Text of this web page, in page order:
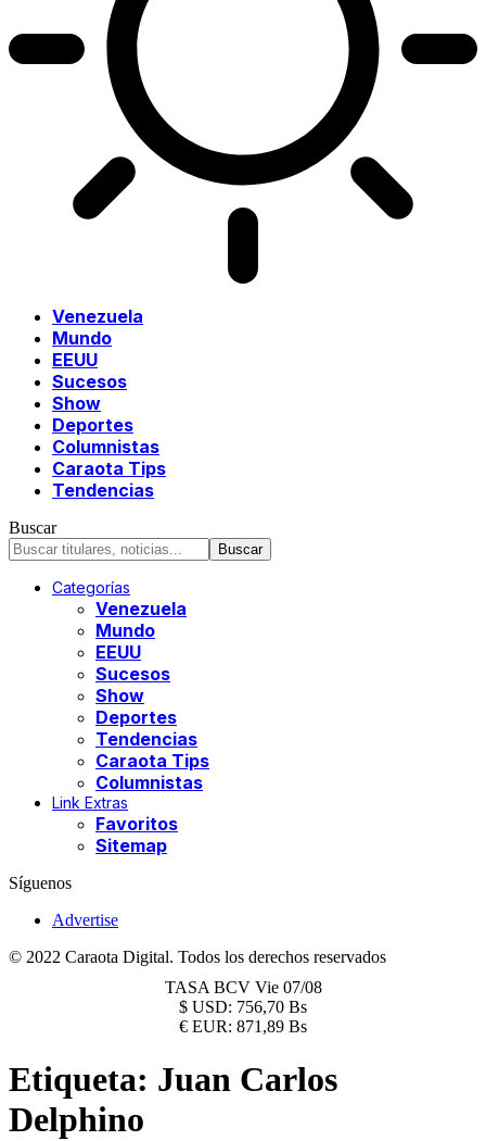
Venezuela
Mundo
EEUU
Sucesos
Show
Deportes
Columnistas
Caraota Tips
Tendencias
Buscar
Categorías
Venezuela
Mundo
EEUU
Sucesos
Show
Deportes
Tendencias
Caraota Tips
Columnistas
Link Extras
Favoritos
Sitemap
Síguenos
Advertise
© 2022 Caraota Digital. Todos los derechos reservados
TASA BCV Vie 07/08
$ USD: 756,70 Bs
€ EUR: 871,89 Bs
Etiqueta: Juan Carlos
Delphino